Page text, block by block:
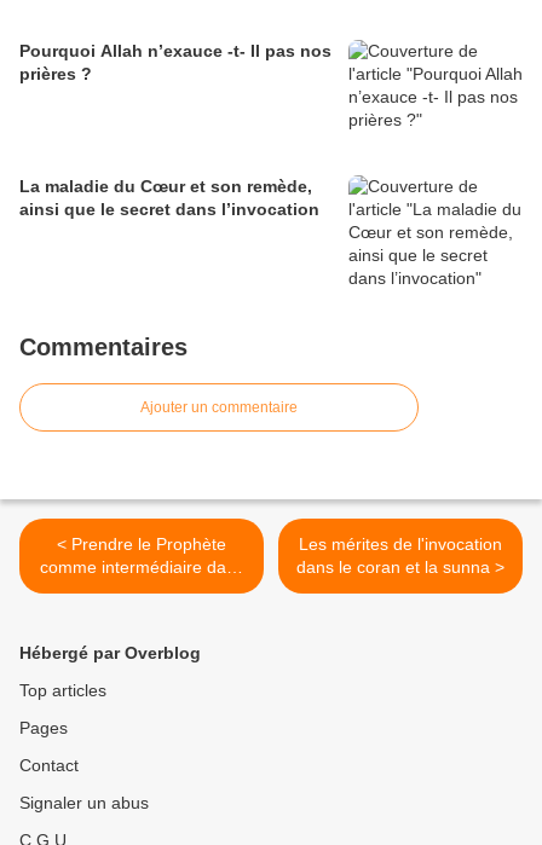
Pourquoi Allah n’exauce -t- Il pas nos
prières ?
La maladie du Cœur et son remède,
ainsi que le secret dans l’invocation
Commentaires
Ajouter un commentaire
< Prendre le Prophète
comme intermédiaire dans
les invocations ?!
Les mérites de l'invocation
dans le coran et la sunna >
Hébergé par Overblog
Top articles
Pages
Contact
Signaler un abus
C.G.U.